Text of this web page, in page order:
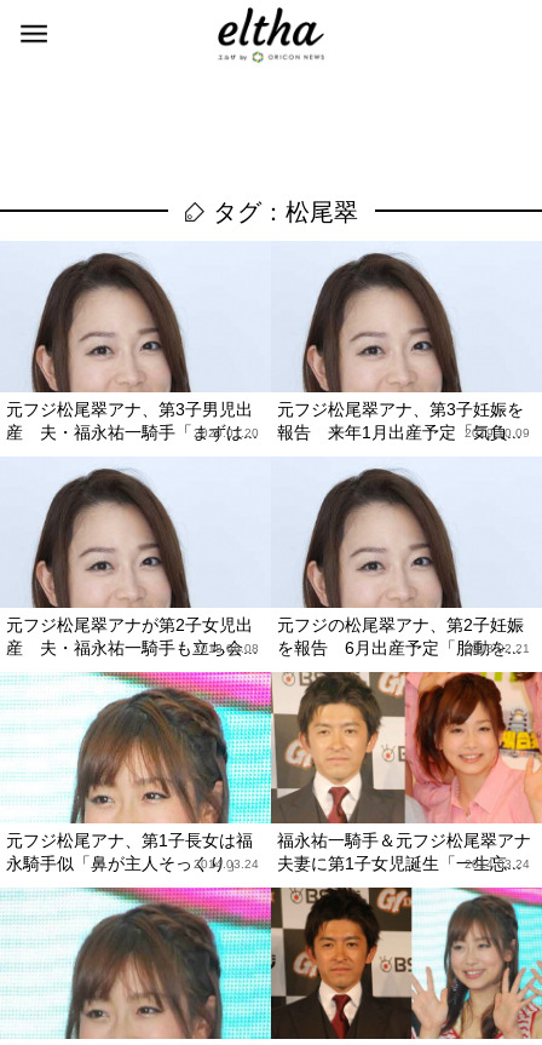
タグ：松尾翠
元フジ松尾翠アナ、第3子男児出
産 夫・福永祐一騎手「まずは...
2020.01.20
元フジ松尾翠アナ、第3子妊娠を
報告 来年1月出産予定「気負...
2019.10.09
元フジ松尾翠アナが第2子女児出
産 夫・福永祐一騎手も立ち会...
2018.06.08
元フジの松尾翠アナ、第2子妊娠
を報告 6月出産予定「胎動を...
2018.02.21
元フジ松尾アナ、第1子長女は福
永騎手似「鼻が主人そっくり」
2014.03.24
福永祐一騎手＆元フジ松尾翠アナ
夫妻に第1子女児誕生「一生忘...
2014.03.24